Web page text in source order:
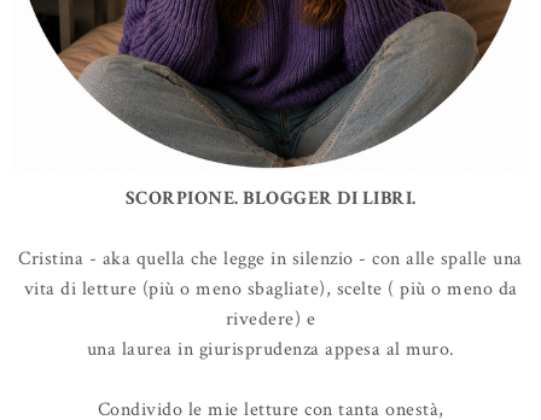
SCORPIONE. BLOGGER DI LIBRI.
Cristina - aka quella che legge in silenzio - con alle spalle una
vita di letture (più o meno sbagliate), scelte ( più o meno da
rivedere) e
una laurea in giurisprudenza appesa al muro.
Condivido le mie letture con tanta onestà,